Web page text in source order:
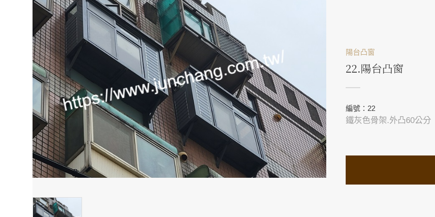
陽台凸窗
22.陽台凸窗
編號：22
鐵灰色骨架.外凸60公分